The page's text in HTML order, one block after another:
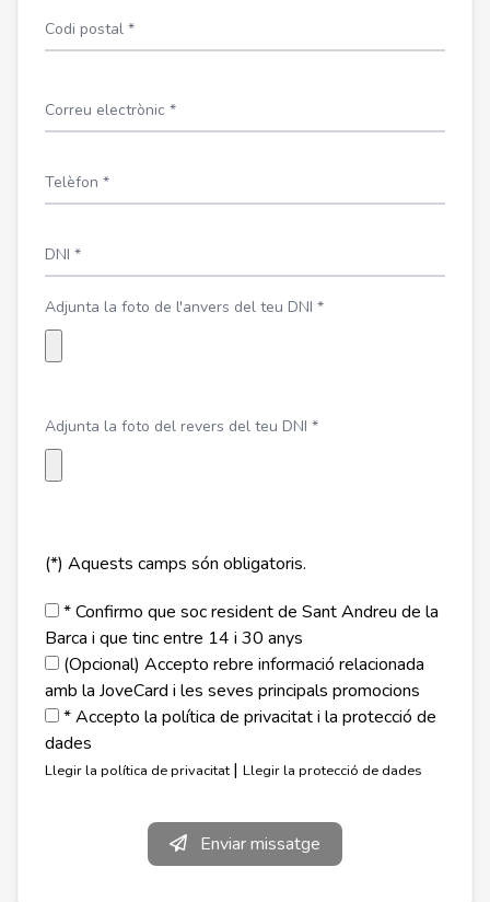
Codi postal *
Correu electrònic *
Telèfon *
DNI *
Adjunta la foto de l'anvers del teu DNI *
Adjunta la foto del revers del teu DNI *
(*) Aquests camps són obligatoris.
* Confirmo que soc resident de Sant Andreu de la
Barca i que tinc entre 14 i 30 anys
(Opcional) Accepto rebre informació relacionada
amb la JoveCard i les seves principals promocions
* Accepto la política de privacitat i la protecció de
dades
Llegir la política de privacitat| Llegir la protecció de dades
Enviar missatge